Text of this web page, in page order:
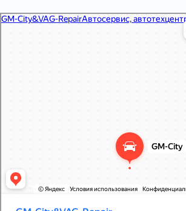
GM-City&VAG-Repair